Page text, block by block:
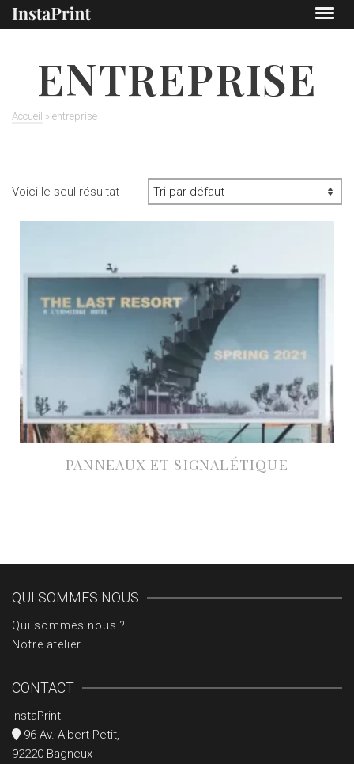
ENTREPRISE
Accueil » entreprise
Voici le seul résultat
PANNEAUX ET SIGNALÉTIQUE
QUI SOMMES NOUS
Qui sommes nous ?
Notre atelier
CONTACT
InstaPrint
96 Av. Albert Petit,
92220 Bagneux